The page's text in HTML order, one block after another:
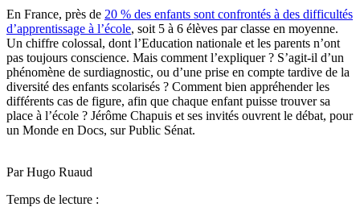
En France, près de 20 % des enfants sont confrontés à des difficultés
d’apprentissage à l’école, soit 5 à 6 élèves par classe en moyenne.
Un chiffre colossal, dont l’Education nationale et les parents n’ont
pas toujours conscience. Mais comment l’expliquer ? S’agit-il d’un
phénomène de surdiagnostic, ou d’une prise en compte tardive de la
diversité des enfants scolarisés ? Comment bien appréhender les
différents cas de figure, afin que chaque enfant puisse trouver sa
place à l’école ? Jérôme Chapuis et ses invités ouvrent le débat, pour
un Monde en Docs, sur Public Sénat.
Par Hugo Ruaud
Temps de lecture :